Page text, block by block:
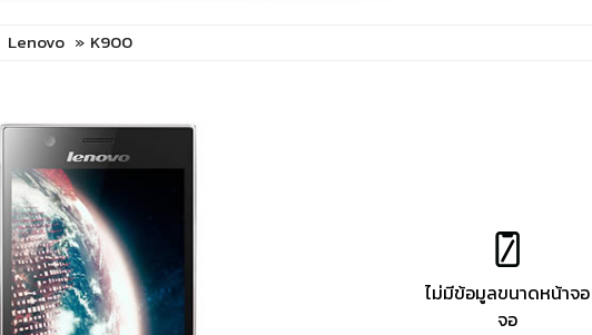
Lenovo K900
ไม่มีข้อมูลขนาดหน้าจอ
จอ